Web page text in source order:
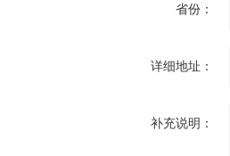
省份：
详细地址：
补充说明：